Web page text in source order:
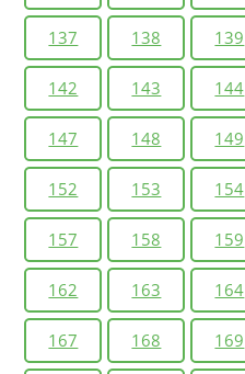
137 138 139
142 143 144
147 148 149
152 153 154
157 158 159
162 163 164
167 168 169